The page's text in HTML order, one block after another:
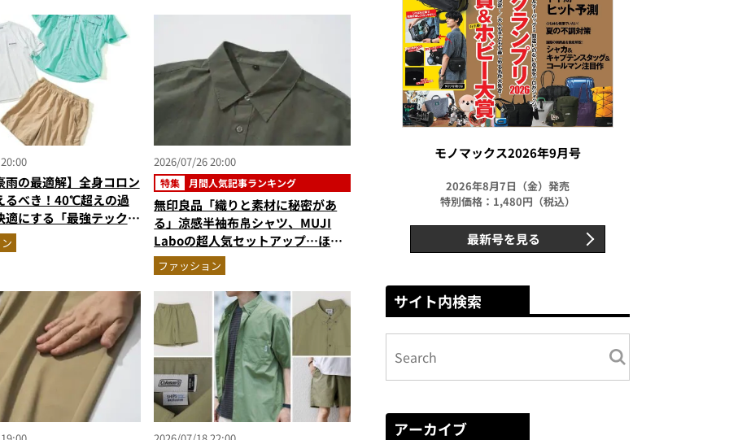
雨の最適解】全身コロン
るべき！40℃超えの過
適にする「最強テックウ
アップ
2026/07/26 20:00
特集 月間人気記事ランキング
無印良品「織りと素材に秘密があ
る」涼感半袖布帛シャツ、MUJI
Laboの超人気セットアップ…ほか
【夏シャツ・トップスの人気記事ラ
ンキングベスト3】（2026年6月
版）
ファッション
モノマックス2026年9月号
2026年8月7日（金）発売
特別価格：1,480円（税込）
最新号を見る
サイト内検索
アーカイブ